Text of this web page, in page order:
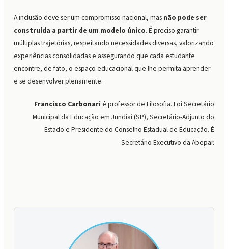
A inclusão deve ser um compromisso nacional, mas não pode ser
construída a partir de um modelo único. É preciso garantir
múltiplas trajetórias, respeitando necessidades diversas, valorizando
experiências consolidadas e assegurando que cada estudante
encontre, de fato, o espaço educacional que lhe permita aprender
e se desenvolver plenamente.
Francisco Carbonari é professor de Filosofia. Foi Secretário
Municipal da Educação em Jundiaí (SP), Secretário-Adjunto do
Estado e Presidente do Conselho Estadual de Educação. É
Secretário Executivo da Abepar.